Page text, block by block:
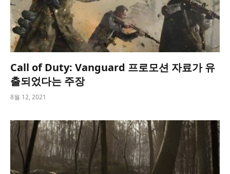
Call of Duty: Vanguard 프로모션 자료가 유
출되었다는 주장
8월 12, 2021